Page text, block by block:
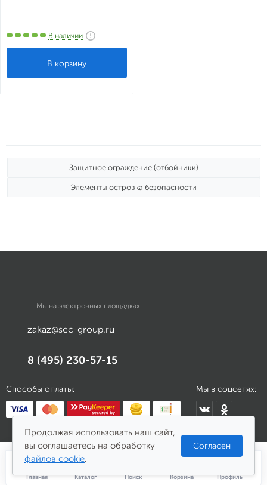
Главная Каталог Поиск Корзина Профиль
В наличии
Защитное ограждение (отбойники)
Элементы островка безопасности
Мы на электронных площадках
zakaz@sec-group.ru
8 (495) 230-57-15
Способы оплаты: Мы в соцсетях:
Продолжая использовать наш сайт,
вы соглашаетесь на обработку
файлов cookie.
Согласен